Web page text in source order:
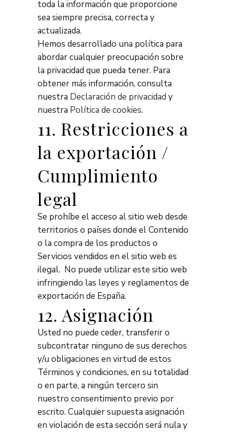
toda la información que proporcione
sea siempre precisa, correcta y
actualizada.
Hemos desarrollado una política para
abordar cualquier preocupación sobre
la privacidad que pueda tener. Para
obtener más información, consulta
nuestra Declaración de privacidad y
nuestra Política de cookies.
11. Restricciones a
la exportación /
Cumplimiento
legal
Se prohíbe el acceso al sitio web desde
territorios o países donde el Contenido
o la compra de los productos o
Servicios vendidos en el sitio web es
ilegal. No puede utilizar este sitio web
infringiendo las leyes y reglamentos de
exportación de España.
12. Asignación
Usted no puede ceder, transferir o
subcontratar ninguno de sus derechos
y/u obligaciones en virtud de estos
Términos y condiciones, en su totalidad
o en parte, a ningún tercero sin
nuestro consentimiento previo por
escrito. Cualquier supuesta asignación
en violación de esta sección será nula y